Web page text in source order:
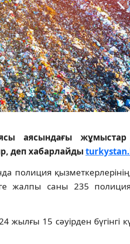
аясындағы
деп хабарлайды
полиция
жалпы саны 235
15 сәуірден бүгінгі